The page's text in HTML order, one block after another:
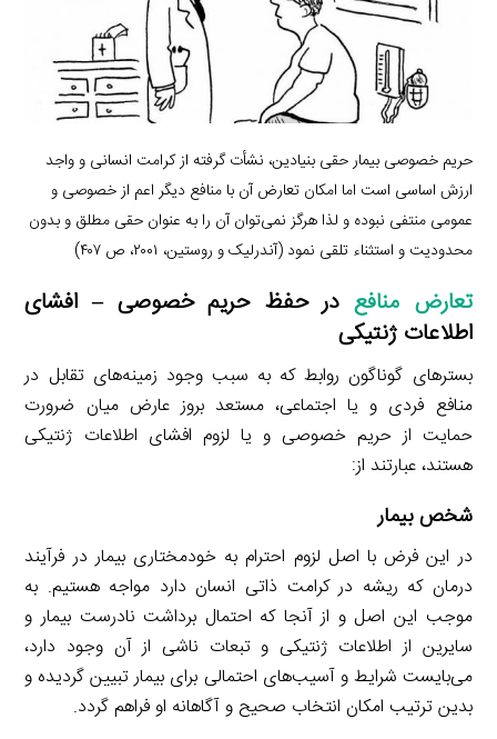
حریم خصوصی بیمار حقی بنیادین، نشأت گرفته از کرامت انسانی و واجد
ارزش اساسی است اما امکان تعارض آن با منافع دیگر اعم از خصوصی و
عمومی منتفی نبوده و لذا هرگز نمی‌توان آن را به عنوان حقی مطلق و بدون
محدودیت و استثناء تلقی نمود (آندرلیک و روستین، ۲۰۰۱، ص ۴۰۷)
تعارض منافع در حفظ حریم خصوصی – افشای
اطلاعات ژنتیکی
بسترهای گوناگون روابط که به سبب وجود زمینه‌های تقابل در
منافع فردی و یا اجتماعی، مستعد بروز عارض میان ضرورت
حمایت از حریم خصوصی و یا لزوم افشای اطلاعات ژنتیکی
هستند، عبارتند از:
شخص بیمار
در این فرض با اصل لزوم احترام به خودمختاری بیمار در فرآیند
درمان که ریشه در کرامت ذاتی انسان دارد مواجه هستیم. به
موجب این اصل و از آنجا که احتمال برداشت نادرست بیمار و
سایرین از اطلاعات ژنتیکی و تبعات ناشی از آن وجود دارد،
می‌بایست شرایط و آسیب‌های احتمالی برای بیمار تبیین گردیده و
بدین ترتیب امکان انتخاب صحیح و آگاهانه او فراهم گردد.